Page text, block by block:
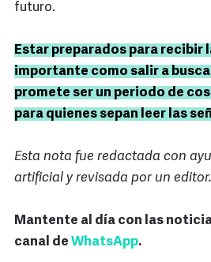
futuro.
Estar preparados para recibir
importante como salir a
promete ser un periodo de
para quienes sepan leer las
Esta nota fue redactada con
artificial y revisada por un editor.
Mantente al día con las
canal de WhatsApp.